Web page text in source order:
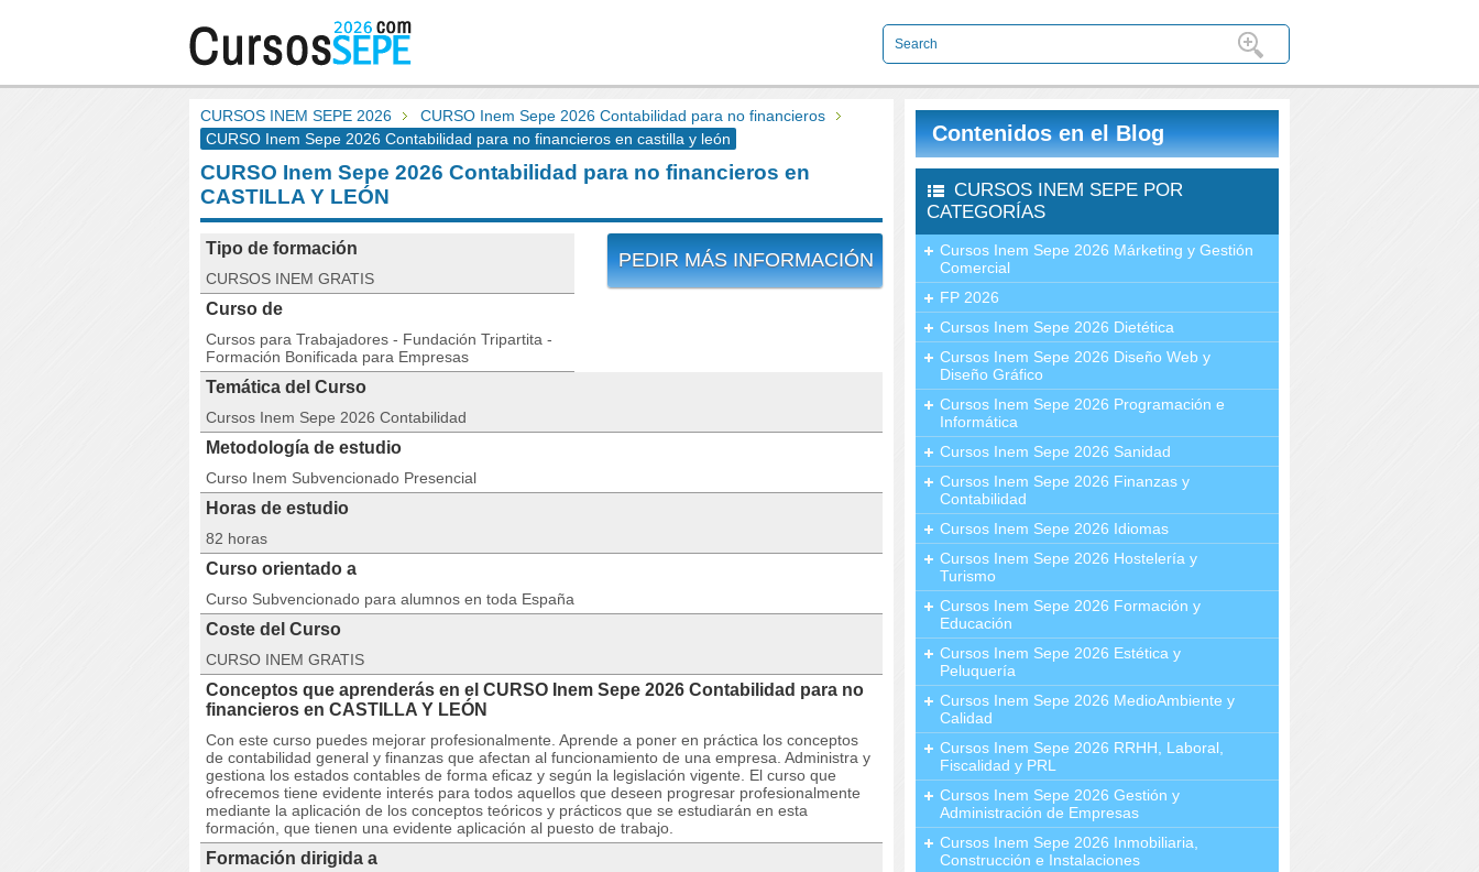
CURSOS INEM SEPE 2026
CURSO Inem Sepe 2026 Contabilidad para no financieros
CURSO Inem Sepe 2026 Contabilidad para no financieros en castilla y león
CURSO Inem Sepe 2026 Contabilidad para no financieros en
CASTILLA Y LEÓN
PEDIR MÁS INFORMACIÓN
Tipo de formación
CURSOS INEM GRATIS
Curso de
Cursos para Trabajadores - Fundación Tripartita -
Formación Bonificada para Empresas
Temática del Curso
Cursos Inem Sepe 2026 Contabilidad
Metodología de estudio
Curso Inem Subvencionado Presencial
Horas de estudio
82 horas
Curso orientado a
Curso Subvencionado para alumnos en toda España
Coste del Curso
CURSO INEM GRATIS
Conceptos que aprenderás en el CURSO Inem Sepe 2026 Contabilidad para no
financieros en CASTILLA Y LEÓN
Con este curso puedes mejorar profesionalmente. Aprende a poner en práctica los conceptos
de contabilidad general y finanzas que afectan al funcionamiento de una empresa. Administra y
gestiona los estados contables de forma eficaz y según la legislación vigente. El curso que
ofrecemos tiene evidente interés para todos aquellos que deseen progresar profesionalmente
mediante la aplicación de los conceptos teóricos y prácticos que se estudiarán en esta
formación, que tienen una evidente aplicación al puesto de trabajo.
Formación dirigida a
Contenidos en el Blog
CURSOS INEM SEPE POR
CATEGORÍAS
Cursos Inem Sepe 2026 Márketing y Gestión
Comercial
FP 2026
Cursos Inem Sepe 2026 Dietética
Cursos Inem Sepe 2026 Diseño Web y
Diseño Gráfico
Cursos Inem Sepe 2026 Programación e
Informática
Cursos Inem Sepe 2026 Sanidad
Cursos Inem Sepe 2026 Finanzas y
Contabilidad
Cursos Inem Sepe 2026 Idiomas
Cursos Inem Sepe 2026 Hostelería y
Turismo
Cursos Inem Sepe 2026 Formación y
Educación
Cursos Inem Sepe 2026 Estética y
Peluquería
Cursos Inem Sepe 2026 MedioAmbiente y
Calidad
Cursos Inem Sepe 2026 RRHH, Laboral,
Fiscalidad y PRL
Cursos Inem Sepe 2026 Gestión y
Administración de Empresas
Cursos Inem Sepe 2026 Inmobiliaria,
Construcción e Instalaciones